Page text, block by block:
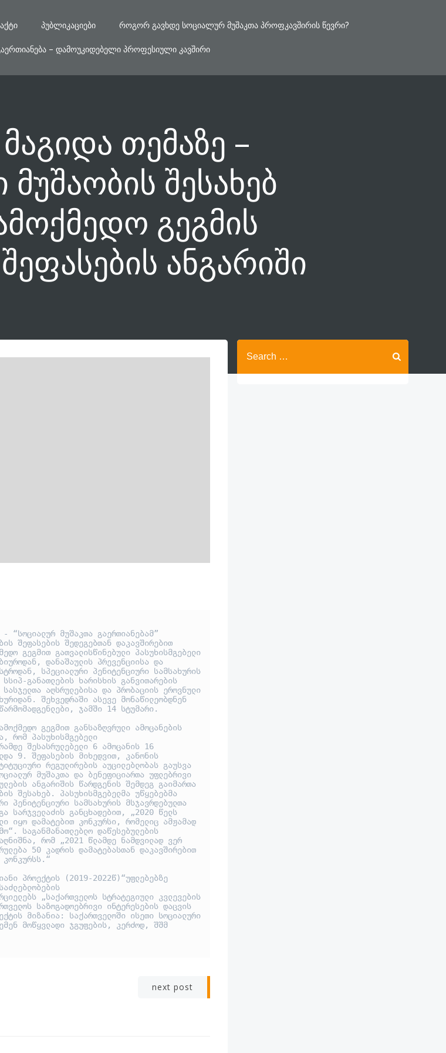
ᲞᲣᲑᲚᲘᲙᲐᲪᲘᲔᲑᲘ ᲠᲝᲒᲝᲠ ᲒᲐᲕᲮᲓᲔ ᲡᲝᲪᲘᲐᲚᲣᲠ ᲛᲣᲨᲐᲙᲗᲐ ᲞᲠᲝᲤᲙᲐᲕᲨᲘᲠᲘᲡ ᲬᲔᲕᲠᲘ?
– ᲓᲐᲛᲝᲣᲙᲘᲓᲔᲑᲔᲚᲘ ᲞᲠᲝᲤᲔᲡᲘᲣᲚᲘ ᲙᲐᲕᲨᲘᲠᲘ
თემაზე –
შესახებ
გეგმის
ანგარიში
“სოციალურ მუშაკთა გაერთიანებამ”
შეფასების შედეგებთან დაკავშირებით
გეგმით გათვალისწინებული პასუხისმგებელი
დანაშაულის პრევენციისა და
სპეციალური პენიტენციური სამსახურის
განათლების ხარისხის განვითარების
აღსრულებისა და პრობაციის ეროვნული
შეხვედრაში ასევე მონაწილეობდნენ
ჯამში 14 სტუმარი.
გეგმით განსაზღვრული ამოცანების
რომ პასუხისმგებელი
შესასრულებელი 6 ამოცანის 16
9. შეფასების მიხედვით, კანონის
რეგულირების აუცილებლობას გაუსვა
მუშაკთა და ბენეფიციართა უფლებრივი
ანგარიშის წარდგენის შემდეგ გაიმართა
შესახებ. პასუხისმგებელმა უწყებებმა
პენიტენციური სამსახურის მსჯავრდებულთა
სარჯველაძის განცხადებით, „2020 წელს
იყო დამატებით კონკურსი, რომელიც ამჟამად
საგანმანათლებლო დაწესებულების
რომ „2021 წლამდე ნამდვილად ვერ
50 კადრის დამატებასთან დაკავშირებით
პროექტის (2019-2022წ)“უფლებებზე
„საქართველოს სტრატეგიული კვლევების
საზოგადოებრივი ინტერესების დაცვის
მიზანია: საქართველოში ისეთი სოციალური
მოწყვლადი ჯგუფების, კერძოდ, შშმ
next post